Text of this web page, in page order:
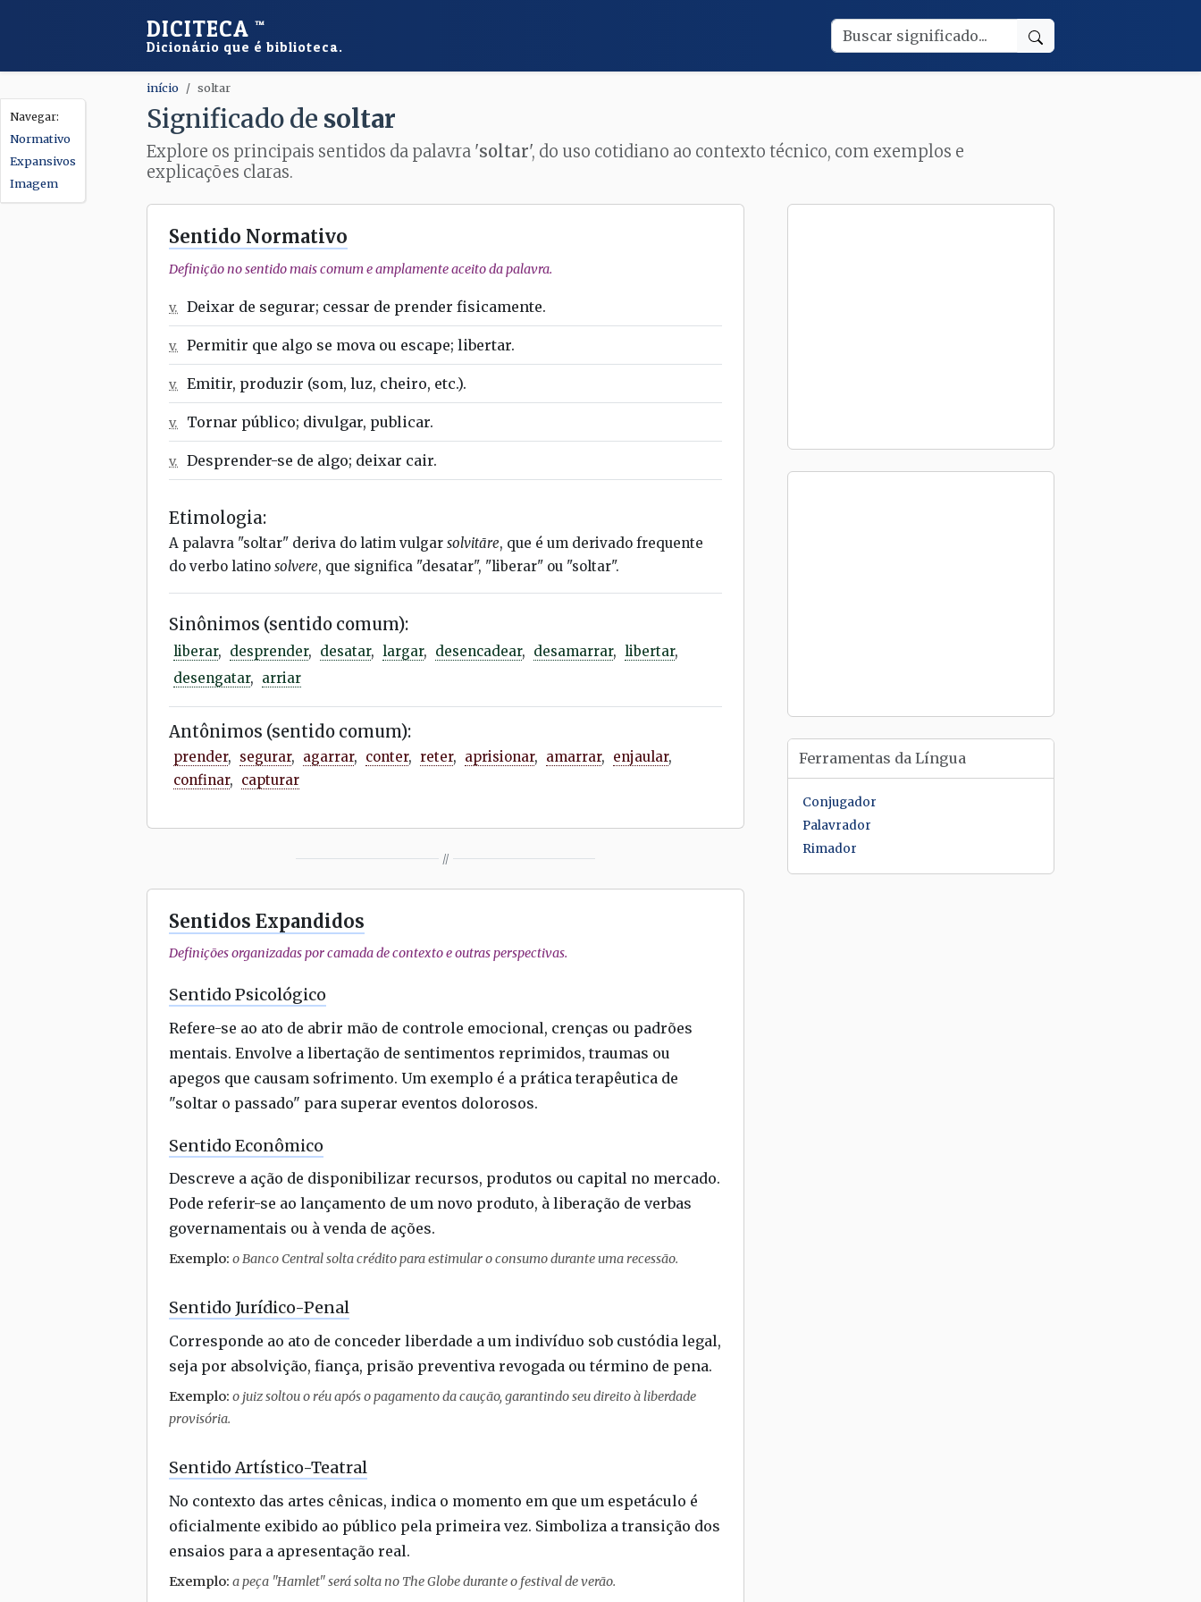
DICITECA ™
Dicionário que é biblioteca.
início soltar
Significado de soltar
Explore os principais sentidos da palavra 'soltar', do uso cotidiano ao contexto técnico, com exemplos e
explicações claras.
Sentido Normativo
Definição no sentido mais comum e amplamente aceito da palavra.
v. Deixar de segurar; cessar de prender fisicamente.
v. Permitir que algo se mova ou escape; libertar.
v. Emitir, produzir (som, luz, cheiro, etc.).
v. Tornar público; divulgar, publicar.
v. Desprender-se de algo; deixar cair.
Etimologia:
A palavra "soltar" deriva do latim vulgar solvitāre, que é um derivado frequente
do verbo latino solvere, que significa "desatar", "liberar" ou "soltar".
Sinônimos (sentido comum):
liberar, desprender, desatar, largar, desencadear, desamarrar, libertar,
desengatar, arriar
Antônimos (sentido comum):
prender, segurar, agarrar, conter, reter, aprisionar, amarrar, enjaular,
confinar, capturar
//
Sentidos Expandidos
Definições organizadas por camada de contexto e outras perspectivas.
Sentido Psicológico
Refere-se ao ato de abrir mão de controle emocional, crenças ou padrões
mentais. Envolve a libertação de sentimentos reprimidos, traumas ou
apegos que causam sofrimento. Um exemplo é a prática terapêutica de
"soltar o passado" para superar eventos dolorosos.
Sentido Econômico
Descreve a ação de disponibilizar recursos, produtos ou capital no mercado.
Pode referir-se ao lançamento de um novo produto, à liberação de verbas
governamentais ou à venda de ações.
Exemplo: o Banco Central solta crédito para estimular o consumo durante uma recessão.
Sentido Jurídico-Penal
Corresponde ao ato de conceder liberdade a um indivíduo sob custódia legal,
seja por absolvição, fiança, prisão preventiva revogada ou término de pena.
Exemplo: o juiz soltou o réu após o pagamento da caução, garantindo seu direito à liberdade
provisória.
Sentido Artístico-Teatral
No contexto das artes cênicas, indica o momento em que um espetáculo é
oficialmente exibido ao público pela primeira vez. Simboliza a transição dos
ensaios para a apresentação real.
Exemplo: a peça "Hamlet" será solta no The Globe durante o festival de verão.
Ferramentas da Língua
Conjugador
Palavrador
Rimador
Normativo
Expansivos
Imagem